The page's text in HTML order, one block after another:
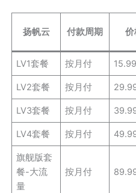
扬帆云 付款周期 价
LV1套餐 按月付 15.99
LV2套餐 按月付
LV3套餐 按月付
LV4套餐 按月付
旗舰版套
餐-大流
量
按月付